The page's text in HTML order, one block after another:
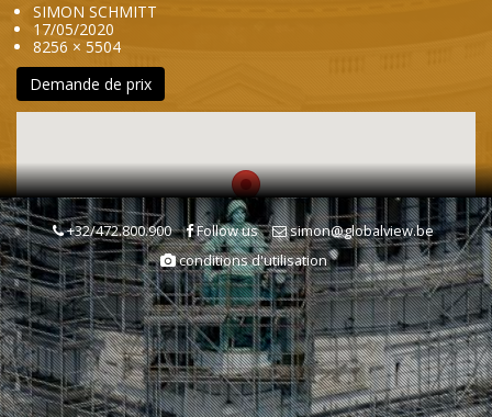
SIMON SCHMITT
17/05/2020
8256 × 5504
Demande de prix
Mots clés
Court de tennis Equipement sportif
Tourisme & Loisirs
+32/472.800.900 Follow us
simon@globalview.be
conditions d'utilisation